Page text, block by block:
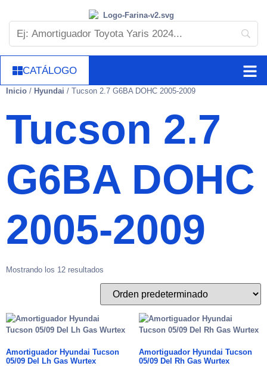
CATÁLOGO
Inicio / Hyundai / Tucson 2.7 G6BA DOHC 2005-2009
Tucson 2.7
G6BA DOHC
2005-2009
Mostrando los 12 resultados
Amortiguador Hyundai Tucson
05/09 Del Lh Gas Wurtex
Amortiguador Hyundai Tucson
05/09 Del Rh Gas Wurtex